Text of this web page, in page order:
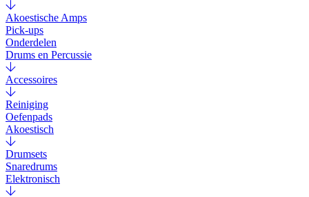
Akoestische Amps
Pick-ups
Onderdelen
Drums en Percussie
Accessoires
Reiniging
Oefenpads
Akoestisch
Drumsets
Snaredrums
Elektronisch